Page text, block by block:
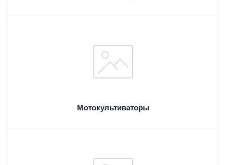
Мотокультиваторы